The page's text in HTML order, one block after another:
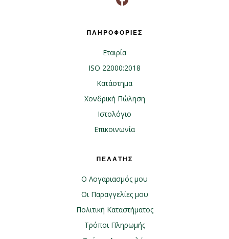
ΠΛΗΡΟΦΟΡΙΕΣ
Εταιρία
ISO 22000:2018
Κατάστημα
Χονδρική Πώληση
Ιστολόγιο
Επικοινωνία
ΠΕΛΑΤΗΣ
Ο Λογαριασμός μου
Οι Παραγγελίες μου
Πολιτική Καταστήματος
Τρόποι Πληρωμής